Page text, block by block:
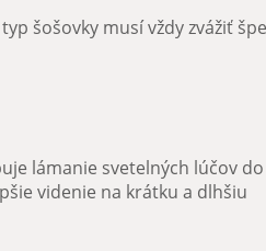
šošovky musí vždy zvážiť
lámanie svetelných lúčov do
videnie na krátku a dlhšiu